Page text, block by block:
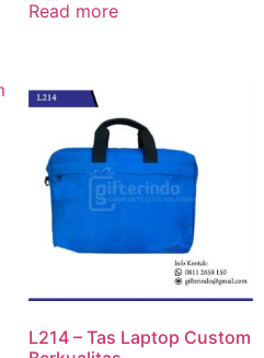
Read more
L214 – Tas Laptop Custom